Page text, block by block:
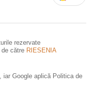
rezervate
de către RIESENIA
iar Google aplică Politica de